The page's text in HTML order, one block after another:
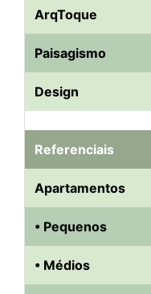
ArqToque
Paisagismo
Design
Referenciais
Apartamentos
• Pequenos
• Médios